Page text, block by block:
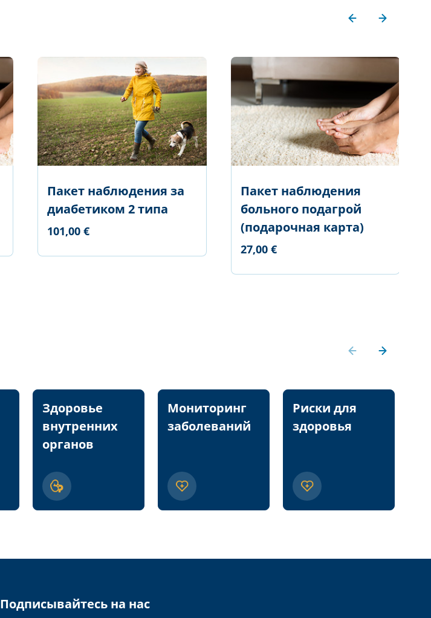
Пакет наблюдения за
диабетиком 2 типа
101,00 €
Пакет наблюдения
больного подагрой
(подарочная карта)
27,00 €
Здоровье
внутренних
органов
Мониторинг
заболеваний
Риски для
здоровья
Подписывайтесь на нас